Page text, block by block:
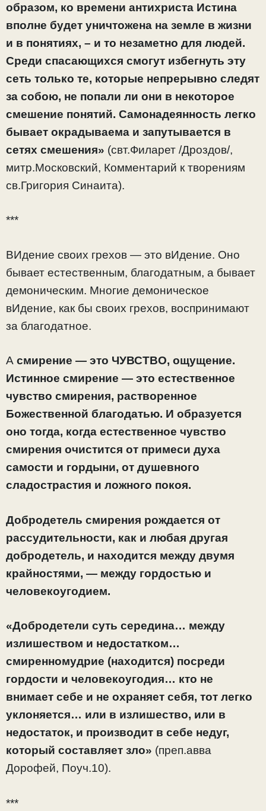
образом, ко времени антихриста Истина
вполне будет уничтожена на земле в жизни
и в понятиях, – и то незаметно для людей.
Среди спасающихся смогут избегнуть эту
сеть только те, которые непрерывно следят
за собою, не попали ли они в некоторое
смешение понятий. Самонадеянность легко
бывает окрадываема и запутывается в
сетях смешения» (свт.Филарет /Дроздов/,
митр.Московский, Комментарий к творениям
св.Григория Синаита).
***
ВИдение своих грехов — это вИдение. Оно
бывает естественным, благодатным, а бывает
демоническим. Многие демоническое
вИдение, как бы своих грехов, воспринимают
за благодатное.
А смирение — это ЧУВСТВО, ощущение.
Истинное смирение — это естественное
чувство смирения, растворенное
Божественной благодатью. И образуется
оно тогда, когда естественное чувство
смирения очистится от примеси духа
самости и гордыни, от душевного
сладострастия и ложного покоя.
Добродетель смирения рождается от
рассудительности, как и любая другая
добродетель, и находится между двумя
крайностями, — между гордостью и
человекоугодием.
«Добродетели суть середина… между
излишеством и недостатком…
смиренномудрие (находится) посреди
гордости и человекоугодия… кто не
внимает себе и не охраняет себя, тот легко
уклоняется… или в излишество, или в
недостаток, и производит в себе недуг,
который составляет зло» (преп.авва
Дорофей, Поуч.10).
***